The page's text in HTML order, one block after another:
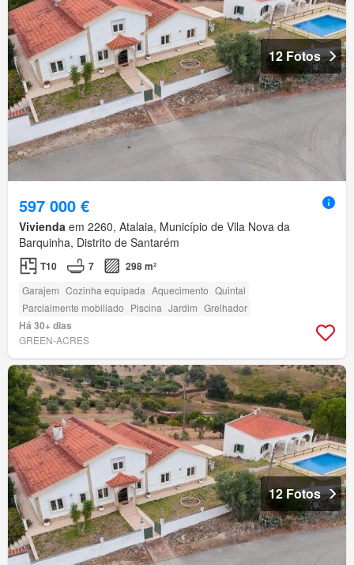
12 Fotos
597 000 €
Vivienda em 2260, Atalaia, Município de Vila Nova da
Barquinha, Distrito de Santarém
T10 7 298 m²
Garajem Cozinha equipada Aquecimento Quintal
Parcialmente mobiliado Piscina Jardim Grelhador
Há 30+ dias
GREEN-ACRES
12 Fotos